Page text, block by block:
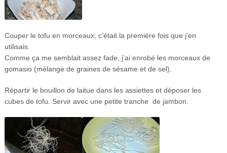
Couper le tofu en morceaux; c’était la première fois que j’en
utilisais.
Comme ça me semblait assez fade, j’ai enrobé les morceaux de
gomasio (mélange de graines de sésame et de sel).
Répartir le bouillon de laitue dans les assiettes et déposer les
cubes de tofu. Servir avec une petite tranche de jambon.